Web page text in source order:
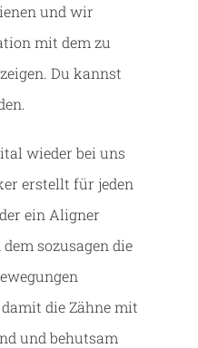
und wir
mit dem zu
Du kannst
wieder bei uns
erstellt für jeden
ein Aligner
sozusagen die
die Zähne mit
und behutsam